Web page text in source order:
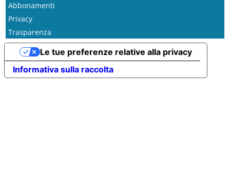
Abbonamenti
Privacy
Trasparenza
Informativa sulla raccolta
Le tue preferenze relative alla privacy